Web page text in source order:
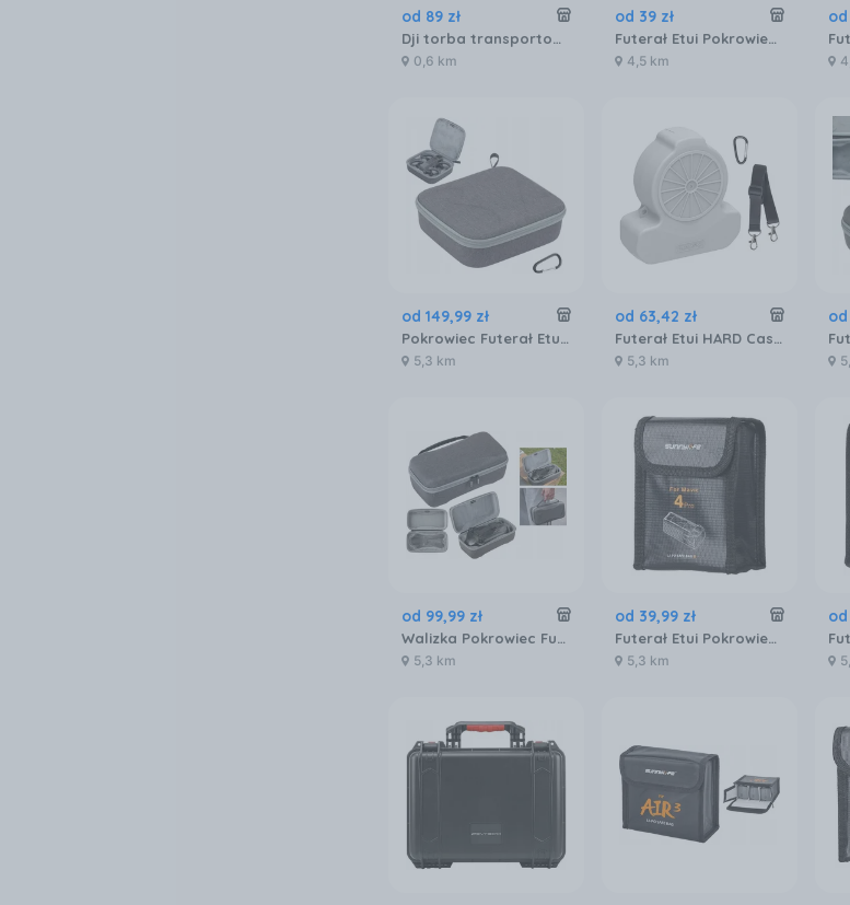
od 89 zł
Dji torba transportowa do Osmo 360
0,6 km
od 39 zł
Futerał Etui Pokrowiec 3x AKUMULATOR BATERIA do Drona DJI NEO Ognioodporny / NE-DC850
4,5 km
od
od 149,99 zł
Pokrowiec Futerał Etui Case Walizka Osłona do na Drona DJI AVATA 2 / AT2-B775-D
5,3 km
od 63,42 zł
Futerał Etui HARD Case Osłona Torba Sztywna do Drona na Dron DJI FLIP + Pas / Szary / FP-SN953-GY
5,3 km
od
od 99,99 zł
Walizka Pokrowiec Futerał Etui Case Osłona do na Drona DJI Mavic 4 Pro / B07
5,3 km
od 39,99 zł
Futerał Etui Pokrowiec 2x AKUMULATOR BATERIA Ognioodporny DJI Mavic 4 Pro / M4P-DC010-2
5,3 km
od